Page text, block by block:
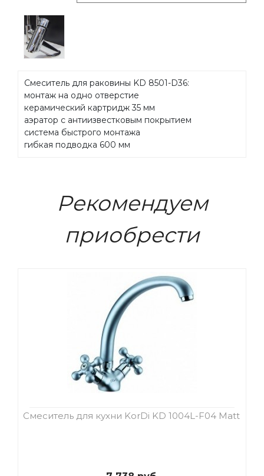
Смеситель для раковины KD 8501-D36:
монтаж на одно отверстие
керамический картридж 35 мм
аэратор с антиизвестковым покрытием
система быстрого монтажа
гибкая подводка 600 мм
Рекомендуем
приобрести
Смеситель для кухни KorDi KD 1004L-F04 Matt